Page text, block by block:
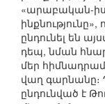
«արաբական-
ընդունել են
դեպ, նման
մեր
վաղ գարնանը։
ընդունված է